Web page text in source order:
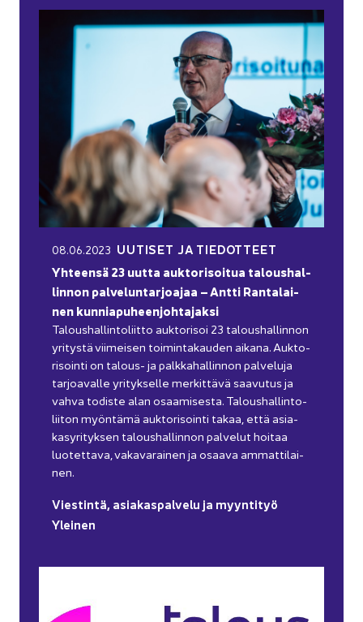
08.06.2023 UU­TI­SET JA TIE­DOT­TEET
Yh­teen­sä 23 uutta auk­to­ri­soi­tua ta­lous­hal­
lin­non pal­ve­lun­tar­joa­jaa – Antti Ran­ta­lai­
nen kun­nia­pu­heen­joh­ta­jak­si
Ta­lous­hal­lin­to­liit­to auk­to­ri­soi 23 ta­lous­hal­lin­non
yri­tys­tä vii­mei­sen toi­min­ta­kau­den ai­ka­na. Auk­to­
ri­soin­ti on talous-​ ja palk­ka­hal­lin­non pal­ve­lu­ja
tar­joa­val­le yri­tyk­sel­le mer­kit­tä­vä saa­vu­tus ja
vahva to­dis­te alan osaa­mi­ses­ta. Ta­lous­hal­lin­to­
lii­ton myön­tä­mä auk­to­ri­soin­ti takaa, että asia­
kas­yri­tyk­sen ta­lous­hal­lin­non pal­ve­lut hoi­taa
luo­tet­ta­va, va­ka­va­rai­nen ja osaa­va am­mat­ti­lai­
nen.
Vies­tin­tä, asia­kas­pal­ve­lu ja myyn­ti­työ
Ylei­nen